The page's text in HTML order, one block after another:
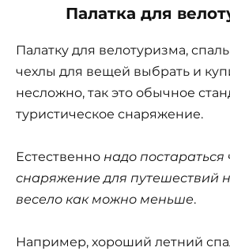
Палатка для
Палатку для велотуризма,
чехлы для вещей выбрать и
несложно, так это обычное
туристическое снаряжение.
Естественно надо постараться
снаряжение для путешествий
весело как можно меньше.
Например, хороший летний